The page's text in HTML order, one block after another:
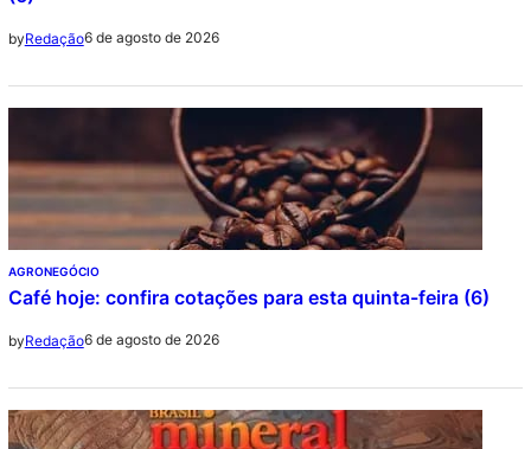
byRedação6 de agosto de 2026
AGRONEGÓCIO
Café hoje: confira cotações para esta quinta-feira (6)
byRedação6 de agosto de 2026